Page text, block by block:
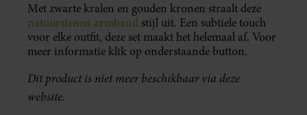
Met zwarte kralen en gouden kronen straalt deze
natuurstenen armband stijl uit. Een subtiele touch
voor elke outfit, deze set maakt het helemaal af. Voor
meer informatie klik op onderstaande button.
Dit product is niet meer beschikbaar via deze
website.